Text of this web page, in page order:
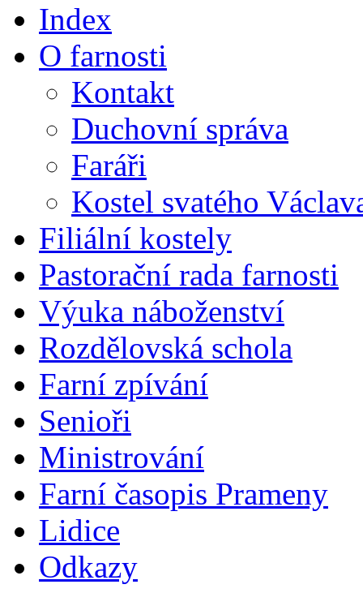
Index
O farnosti
Kontakt
Duchovní správa
Faráři
Kostel svatého
Filiální kostely
Pastorační rada farnosti
Výuka náboženství
Rozdělovská schola
Farní zpívání
Senioři
Ministrování
Farní časopis Prameny
Lidice
Odkazy